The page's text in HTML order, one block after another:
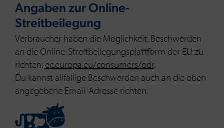
Angaben zur Online-
Streitbeilegung
Verbraucher haben die Möglichkeit, Beschwerden
an die Online-Streitbeilegungsplattform der EU zu
richten: ec.europa.eu/consumers/odr.
Du kannst allfällige Beschwerden auch an die oben
angegebene Email-Adresse richten.